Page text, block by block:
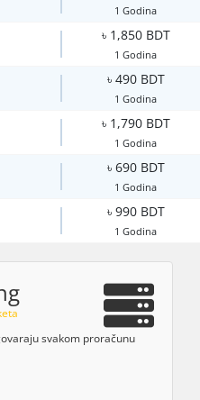
1 Godina
৳ 1,850 BDT
1 Godina
৳ 490 BDT
1 Godina
৳ 1,790 BDT
1 Godina
৳ 690 BDT
1 Godina
৳ 990 BDT
1 Godina
svakom proračunu